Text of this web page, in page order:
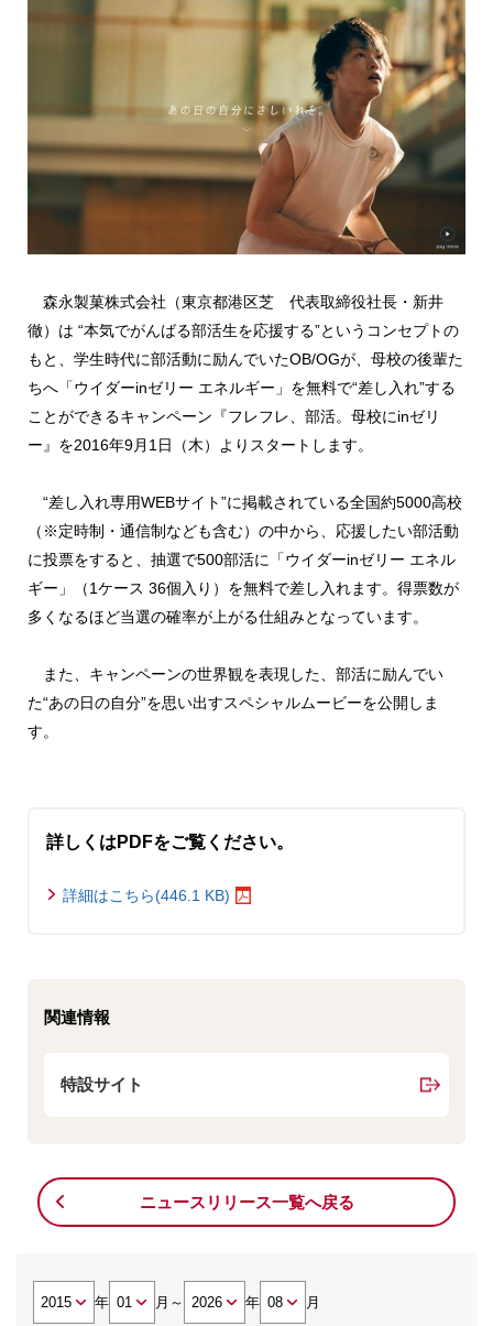
森永製菓株式会社（東京都港区芝 代表取締役社長・新井
徹）は “本気でがんばる部活生を応援する”というコンセプトの
もと、学生時代に部活動に励んでいたOB/OGが、母校の後輩た
ちへ「ウイダーinゼリー エネルギー」を無料で“差し入れ”する
ことができるキャンペーン『フレフレ、部活。母校にinゼリ
ー』を2016年9月1日（木）よりスタートします。
“差し入れ専用WEBサイト”に掲載されている全国約5000高校
（※定時制・通信制なども含む）の中から、応援したい部活動
に投票をすると、抽選で500部活に「ウイダーinゼリー エネル
ギー」（1ケース 36個入り）を無料で差し入れます。得票数が
多くなるほど当選の確率が上がる仕組みとなっています。
また、キャンペーンの世界観を表現した、部活に励んでい
た“あの日の自分”を思い出すスペシャルムービーを公開しま
す。
詳しくはPDFをご覧ください。
詳細はこちら(446.1 KB)
関連情報
特設サイト
ニュースリリース一覧へ戻る
年 月 ～ 年 月